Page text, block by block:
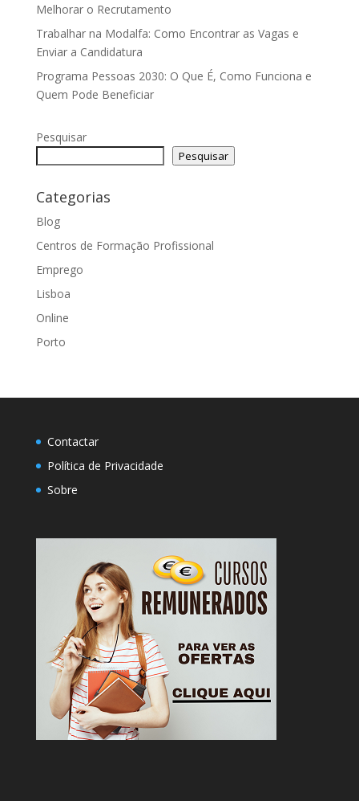
Melhorar o Recrutamento
Trabalhar na Modalfa: Como Encontrar as Vagas e
Enviar a Candidatura
Programa Pessoas 2030: O Que É, Como Funciona e
Quem Pode Beneficiar
Pesquisar
Pesquisar
Categorias
Blog
Centros de Formação Profissional
Emprego
Lisboa
Online
Porto
Contactar
Política de Privacidade
Sobre